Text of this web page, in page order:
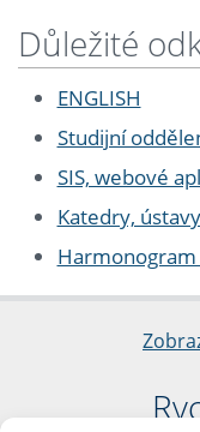
Důležité
ENGLISH
Studijní
SIS, webové
Katedry,